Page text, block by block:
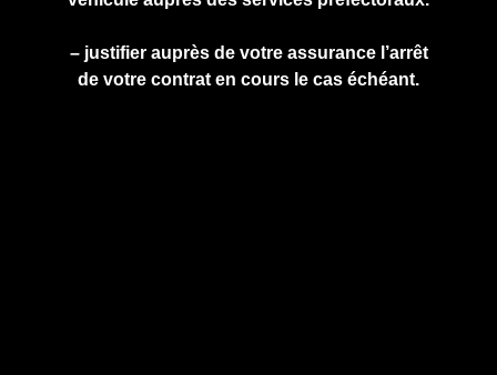
– justifier auprès de votre assurance l’arrêt
de votre contrat en cours le cas échéant.